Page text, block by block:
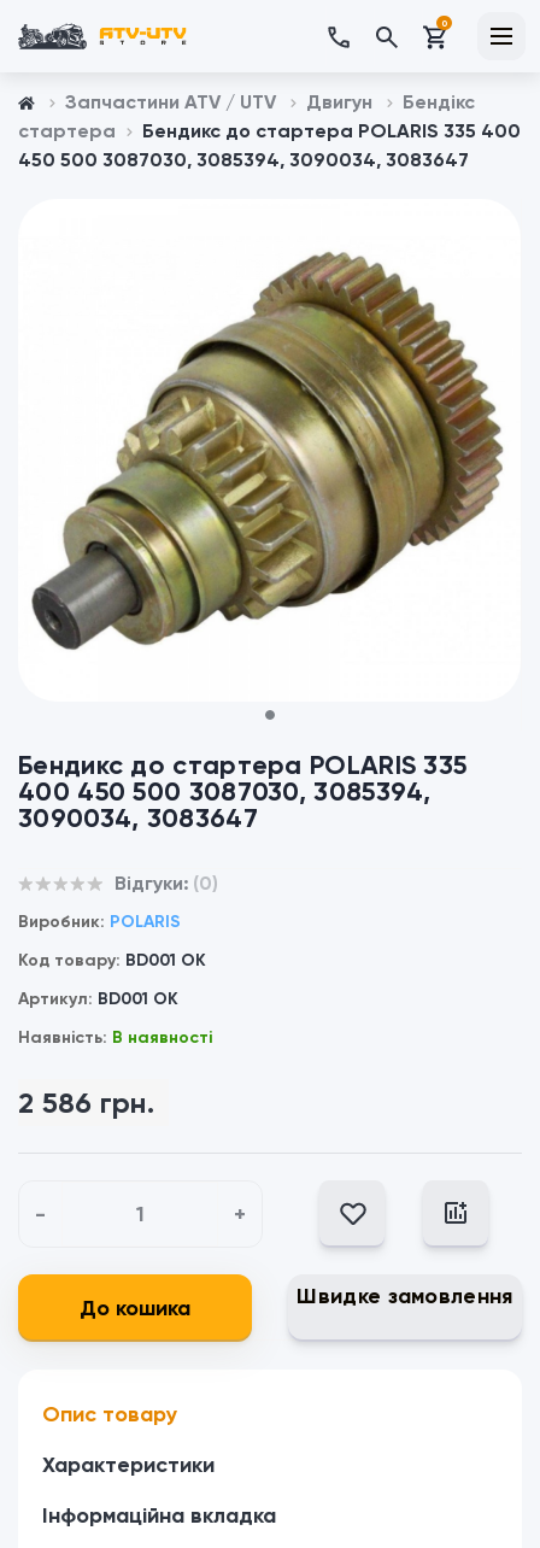
0
Запчастини ATV / UTV Двигун
Бендікс
стартера
Бендикс до стартера POLARIS 335 400
450 500 3087030, 3085394, 3090034, 3083647
Бендикс до стартера POLARIS 335
400 450 500 3087030, 3085394,
3090034, 3083647
Відгуки: (0)
Виробник: POLARIS
Код товару: BD001 OK
Артикул: BD001 OK
Наявність: В наявності
2 586 грн.
- +
До кошика Швидке замовлення
Опис товару
Характеристики
Інформаційна вкладка